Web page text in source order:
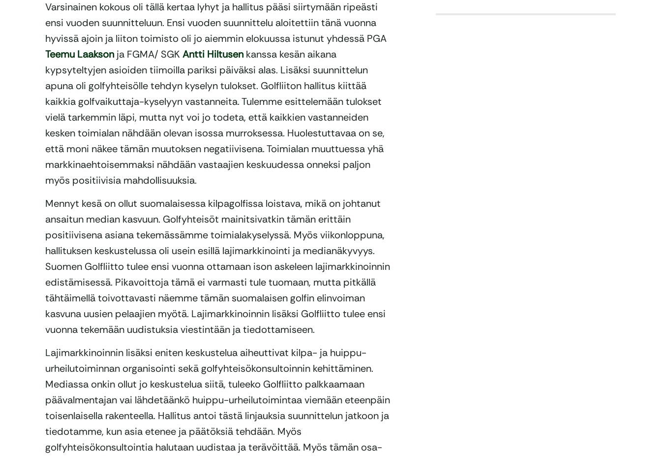
Varsinainen kokous oli tällä kertaa lyhyt ja hallitus pääsi siirtymään ripeästi
ensi vuoden suunnitteluun. Ensi vuoden suunnittelu aloitettiin tänä vuonna
hyvissä ajoin ja liiton toimisto oli jo aiemmin elokuussa istunut yhdessä PGA
Teemu Laaksonja FGMA/ SGKAntti Hiltusenkanssa kesän aikana
kypsyteltyjen asioiden tiimoilla pariksi päiväksi alas. Lisäksi suunnittelun
apuna oli golfyhteisölle tehdyn kyselyn tulokset. Golfliiton hallitus kiittää
kaikkia golfvaikuttaja-kyselyyn vastanneita. Tulemme esittelemään tulokset
vielä tarkemmin läpi, mutta nyt voi jo todeta, että kaikkien vastanneiden
kesken toimialan nähdään olevan isossa murroksessa. Huolestuttavaa on se,
että moni näkee tämän muutoksen negatiivisena. Toimialan muuttuessa yhä
markkinaehtoisemmaksi nähdään vastaajien keskuudessa onneksi paljon
myös positiivisia mahdollisuuksia.
Mennyt kesä on ollut suomalaisessa kilpagolfissa loistava, mikä on johtanut
ansaitun median kasvuun. Golfyhteisöt mainitsivatkin tämän erittäin
positiivisena asiana tekemässämme toimialakyselyssä. Myös viikonloppuna,
hallituksen keskustelussa oli usein esillä lajimarkkinointi ja medianäkyvyys.
Suomen Golfliitto tulee ensi vuonna ottamaan ison askeleen lajimarkkinoinnin
edistämisessä. Pikavoittoja tämä ei varmasti tule tuomaan, mutta pitkällä
tähtäimellä toivottavasti näemme tämän suomalaisen golfin elinvoiman
kasvuna uusien pelaajien myötä. Lajimarkkinoinnin lisäksi Golfliitto tulee ensi
vuonna tekemään uudistuksia viestintään ja tiedottamiseen.
Lajimarkkinoinnin lisäksi eniten keskustelua aiheuttivat kilpa- ja huippu-
urheilutoiminnan organisointi sekä golfyhteisökonsultoinnin kehittäminen.
Mediassa onkin ollut jo keskustelua siitä, tuleeko Golfliitto palkkaamaan
päävalmentajan vai lähdetäänkö huippu-urheilutoimintaa viemään eteenpäin
toisenlaisella rakenteella. Hallitus antoi tästä linjauksia suunnittelun jatkoon ja
tiedotamme, kun asia etenee ja päätöksiä tehdään. Myös
golfyhteisökonsultointia halutaan uudistaa ja terävöittää. Myös tämän osa-